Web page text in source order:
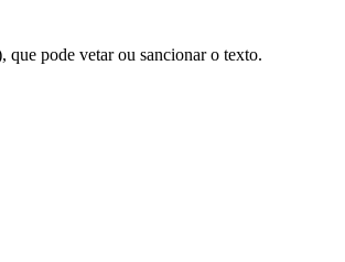
pode vetar ou sancionar o texto.